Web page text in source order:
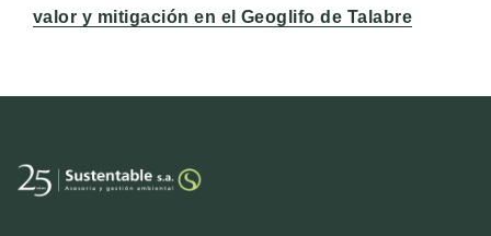
siguiente:
valor y mitigación en el Geoglifo de Talabre